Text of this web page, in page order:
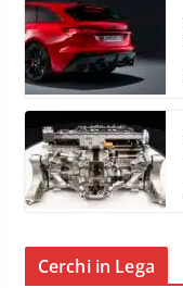
Cerchi in Lega